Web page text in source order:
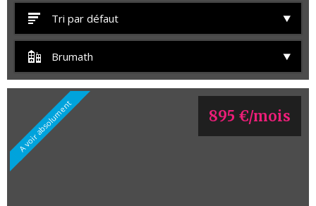
Tri par défaut
Brumath
A voir absolument 895 €/mois